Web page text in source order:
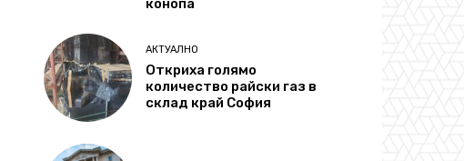
конопа
АКТУАЛНО
Откриха голямо
количество райски газ в
склад край София